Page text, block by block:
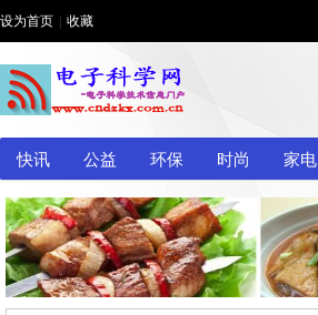
设为首页 收藏
快讯 公益 环保 时尚 家电